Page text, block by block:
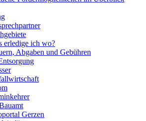
erledige ich wo?
Abgaben und Gebühren
Gerzen